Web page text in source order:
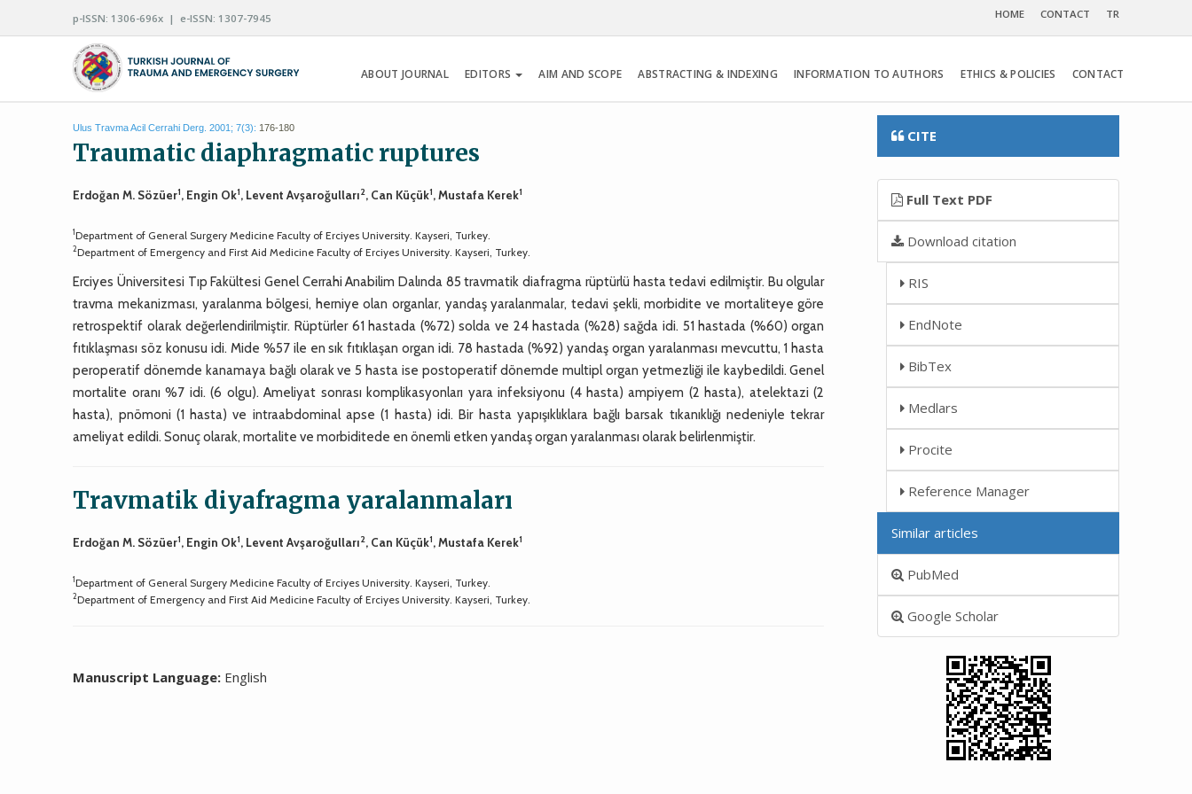
p-ISSN: 1306-696x | e-ISSN: 1307-7945 HOME CONTACT TR
ABOUT JOURNAL EDITORS AIM AND SCOPE ABSTRACTING & INDEXING INFORMATION TO AUTHORS ETHICS & POLICIES CONTACT
Ulus Travma Acil Cerrahi Derg. 2001; 7(3): 176-180
Traumatic diaphragmatic ruptures
Erdoğan M. Sözüer1, Engin Ok1, Levent Avşaroğulları2, Can Küçük1, Mustafa Kerek1
1Department of General Surgery Medicine Faculty of Erciyes University. Kayseri, Turkey.
2Department of Emergency and First Aid Medicine Faculty of Erciyes University. Kayseri, Turkey.
Erciyes Üniversitesi Tıp Fakültesi Genel Cerrahi Anabilim Dalında 85 travmatik diafragma rüptürlü hasta tedavi edilmiştir. Bu olgular
travma mekanizması, yaralanma bölgesi, herniye olan organlar, yandaş yaralanmalar, tedavi şekli, morbidite ve mortaliteye göre
retrospektif olarak değerlendirilmiştir. Rüptürler 61 hastada (%72) solda ve 24 hastada (%28) sağda idi. 51 hastada (%60) organ
fıtıklaşması söz konusu idi. Mide %57 ile en sık fıtıklaşan organ idi. 78 hastada (%92) yandaş organ yaralanması mevcuttu, 1 hasta
peroperatif dönemde kanamaya bağlı olarak ve 5 hasta ise postoperatif dönemde multipl organ yetmezliği ile kaybedildi. Genel
mortalite oranı %7 idi. (6 olgu). Ameliyat sonrası komplikasyonları yara infeksiyonu (4 hasta) ampiyem (2 hasta), atelektazi (2
hasta), pnömoni (1 hasta) ve intraabdominal apse (1 hasta) idi. Bir hasta yapışıklıklara bağlı barsak tıkanıklığı nedeniyle tekrar
ameliyat edildi. Sonuç olarak, mortalite ve morbiditede en önemli etken yandaş organ yaralanması olarak belirlenmiştir.
Travmatik diyafragma yaralanmaları
Erdoğan M. Sözüer1, Engin Ok1, Levent Avşaroğulları2, Can Küçük1, Mustafa Kerek1
1Department of General Surgery Medicine Faculty of Erciyes University. Kayseri, Turkey.
2Department of Emergency and First Aid Medicine Faculty of Erciyes University. Kayseri, Turkey.
Manuscript Language: English
CITE
Full Text PDF
Download citation
RIS
EndNote
BibTex
Medlars
Procite
Reference Manager
Similar articles
PubMed
Google Scholar